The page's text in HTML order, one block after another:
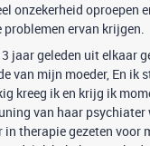
onzekerheid oproepen
ervan krijgen.
jaar geleden uit elkaar
van mijn moeder, En ik
kreeg ik en krijg ik
van haar psychiater
in therapie gezeten voor